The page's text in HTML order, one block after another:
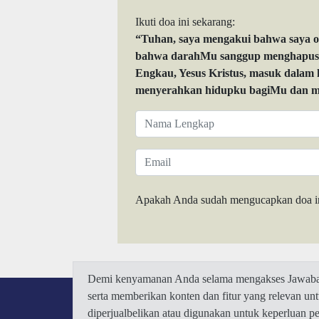
Ikuti doa ini sekarang:
“Tuhan, saya mengakui bahwa saya
bahwa darahMu sanggup
Engkau, Yesus Kristus, masuk
menyerahkan hidupku bagiMu dan
Apakah Anda sudah mengucapkan doa
Demi kenyamanan Anda selama mengakses
serta memberikan konten dan fitur yang relevan
diperjualbelikan atau digunakan untuk keperluan